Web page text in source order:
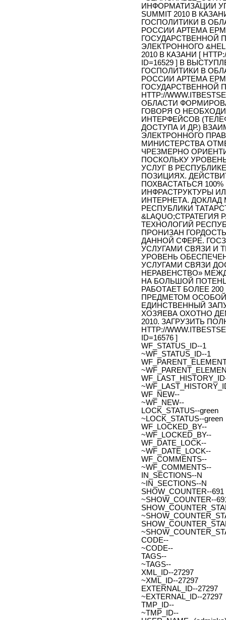
ИНФОРМАТИЗАЦИИ
SUMMIT 2010 В
ГОСПОЛИТИКИ В
РОССИИ АРТЕМА
ГОСУДАРСТВЕННОЙ
ЭЛЕКТРОННОГО
2010 В КАЗАНИ [
ID=16529 ] В
ГОСПОЛИТИКИ В
РОССИИ АРТЕМА
ГОСУДАРСТВЕННОЙ
HTTP://
ОБЛАСТИ
ГОВОРЯ О
ИНТЕРФЕЙСОВ
ДОСТУПА И ДР.)
ЭЛЕКТРОННОГО
МИНИСТЕРСТВА
ЧРЕЗМЕРНО
ПОСКОЛЬКУ
УСЛУГ В
ПОЗИЦИЯХ.
ПОХВАСТАТЬСЯ
ИНФРАСТРУКТУРЫ
ИНТЕРНЕТА.
РЕСПУБЛИКИ
ТЕХНОЛОГИЙ
ПРОНИЗАН
ДАННОЙ СФЕРЕ.
УСЛУГАМИ СВЯЗИ И
УРОВЕНЬ
УСЛУГАМИ СВЯЗИ
НЕРАВЕНСТВО»
НА БОЛЬШОЙ
РАБОТАЕТ БОЛЕЕ
ПРЕДМЕТОМ ОСОБОЙ
ЕДИНСТВЕННЫЙ
ХОЗЯЕВА ОХОТНО
2010. ЗАГРУЗИТЬ
HTTP://
ID=16576 ]
WF_STATUS_ID--1
~WF_STATUS_ID--1
WF_NEW--
~WF_NEW--
LOCK_STATUS--green
~LOCK_STATUS--green
WF_LOCKED_BY--
~WF_LOCKED_BY--
WF_DATE_LOCK--
~WF_DATE_LOCK--
WF_COMMENTS--
~WF_COMMENTS--
IN_SECTIONS--N
~IN_SECTIONS--N
SHOW_COUNTER--691
~SHOW_COUNTER--
CODE--
~CODE--
TAGS--
~TAGS--
XML_ID--27297
~XML_ID--27297
EXTERNAL_ID--27297
~EXTERNAL_ID--27297
TMP_ID--
~TMP_ID--